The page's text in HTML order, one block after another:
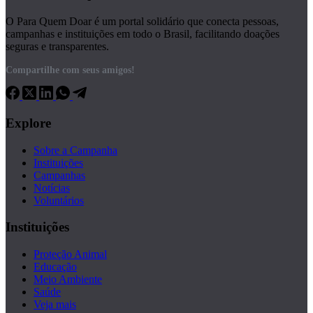
O Para Quem Doar é um portal solidário que conecta pessoas,
campanhas e instituições em todo o Brasil, facilitando doações
seguras e transparentes.
Compartilhe com seus amigos!
Explore
Sobre a Campanha
Instituições
Campanhas
Notícias
Voluntários
Instituições
Proteção Animal
Educação
Meio Ambiente
Saúde
Veja mais